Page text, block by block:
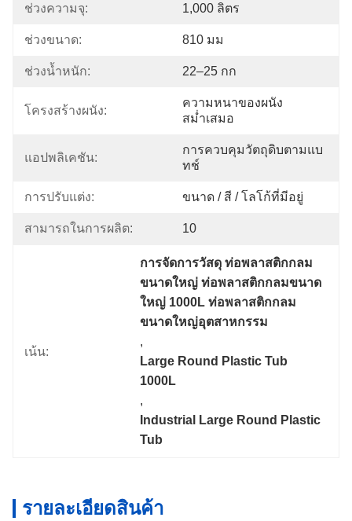
ช่วงความจุ: 1,000 ลิตร
ช่วงขนาด: 810 มม
ช่วงน้ำหนัก: 22–25 กก
โครงสร้างผนัง:
ความหนาของผนัง
สม่ำเสมอ
แอปพลิเคชัน:
การควบคุมวัตถุดิบตามแบ
ทช์
การปรับแต่ง: ขนาด / สี / โลโก้ที่มีอยู่
สามารถในการผลิต: 10
เน้น:
การจัดการวัสดุ ท่อพลาสติกกลม
ขนาดใหญ่ ท่อพลาสติกกลมขนาด
ใหญ่ 1000L ท่อพลาสติกกลม
ขนาดใหญ่อุตสาหกรรม
,
Large Round Plastic Tub
1000L
,
Industrial Large Round Plastic
Tub
รายละเอียดสินค้า